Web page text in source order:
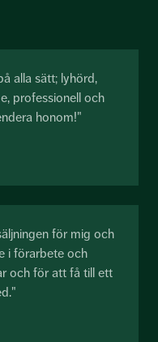
alla sätt; lyhörd,
professionell och
honom!"
för mig och
i förarbete och
och för att få till ett